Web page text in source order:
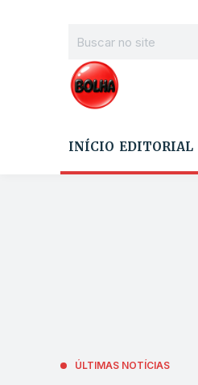
INÍCIO EDITORIAL
ÚLTIMAS NOTÍCIAS